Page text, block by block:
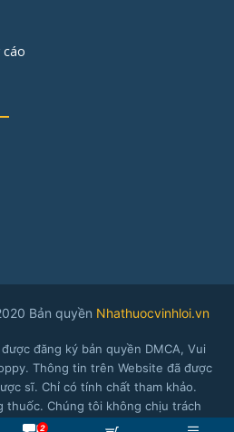
cáo
Bản quyền Nhathuocvinhloi.vn
đăng ký bản quyền DMCA, Vui
Thông tin trên Website đã được
sĩ. Chỉ có tính chất tham khảo.
thuốc. Chúng tôi không chịu trách
dung được đăng tải.
2